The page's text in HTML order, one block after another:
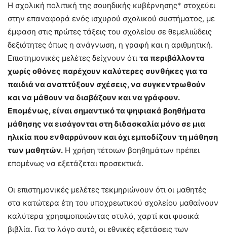
Η σχολική πολιτική της σουηδικής κυβέρνησης* στοχεύει
στην επαναφορά ενός ισχυρού σχολικού συστήματος, με
έμφαση στις πρώτες τάξεις του σχολείου σε θεμελιώδεις
δεξιότητες όπως η ανάγνωση, η γραφή και η αριθμητική.
Επιστημονικές μελέτες δείχνουν ότι τα περιβάλλοντα
χωρίς οθόνες παρέχουν καλύτερες συνθήκες για τα
παιδιά να αναπτύξουν σχέσεις, να συγκεντρωθούν
και να μάθουν να διαβάζουν και να γράφουν.
Επομένως, είναι σημαντικό τα ψηφιακά βοηθήματα
μάθησης να εισάγονται στη διδασκαλία μόνο σε μια
ηλικία που ενθαρρύνουν και όχι εμποδίζουν τη μάθηση
των μαθητών. Η χρήση τέτοιων βοηθημάτων πρέπει
επομένως να εξετάζεται προσεκτικά.
Οι επιστημονικές μελέτες τεκμηριώνουν ότι οι μαθητές
στα κατώτερα έτη του υποχρεωτικού σχολείου μαθαίνουν
καλύτερα χρησιμοποιώντας στυλό, χαρτί και φυσικά
βιβλία. Για το λόγο αυτό, οι εθνικές εξετάσεις των